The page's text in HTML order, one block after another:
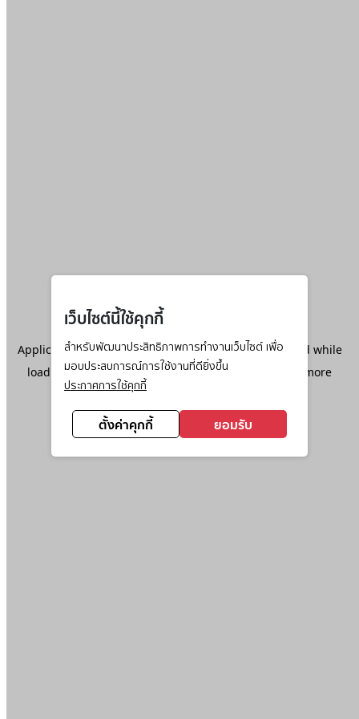
เว็บไซต์นี้ใช้คุกกี้
สำหรับพัฒนาประสิทธิภาพการทำงานเว็บไซต์ เพื่อ
มอบประสบการณ์การใช้งานที่ดียิ่งขึ้น
ประกาศการใช้คุกกี้
ตั้งค่าคุกกี้ ยอมรับ
Application error: aclient-side exception has occurred while
loadingwww.ktc.co.th(see the browser console
for more
information).